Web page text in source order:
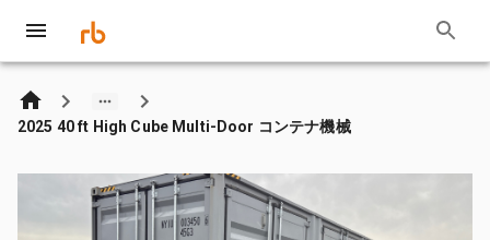
2025 40 ft High Cube Multi-Door コンテナ機械